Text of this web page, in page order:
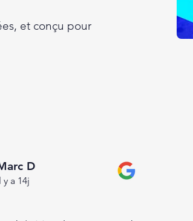
et conçu pour
y a 14j
D